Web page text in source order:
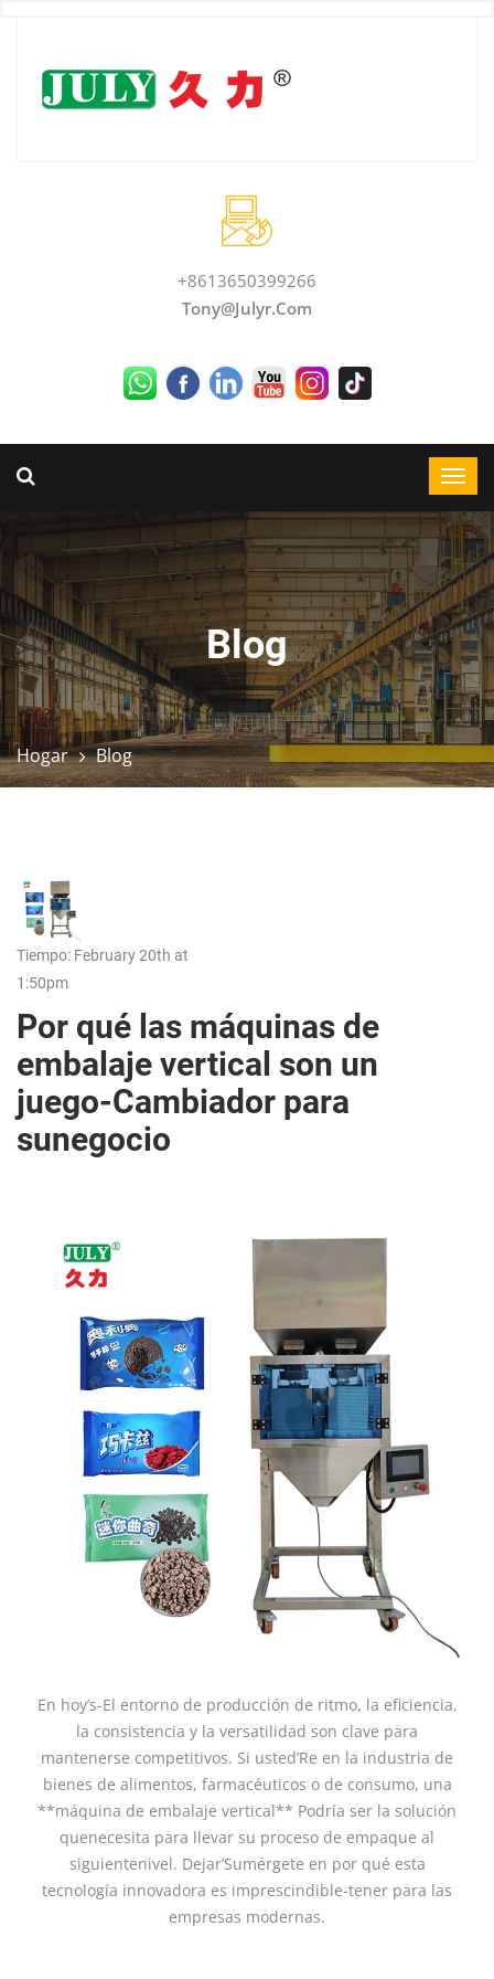
+8613650399266
Tony@julyr.com
Blog
Hogar Blog
Tiempo: February 20th at
1:50pm
Por qué las máquinas de
embalaje vertical son un
juego-Cambiador para
sunegocio
En hoy’s-El entorno de producción de ritmo, la eficiencia,
la consistencia y la versatilidad son clave para
mantenerse competitivos. Si usted’Re en la industria de
bienes de alimentos, farmacéuticos o de consumo, una
**máquina de embalaje vertical** Podría ser la solución
quenecesita para llevar su proceso de empaque al
siguientenivel. Dejar’Sumérgete en por qué esta
tecnología innovadora es imprescindible-tener para las
empresas modernas.